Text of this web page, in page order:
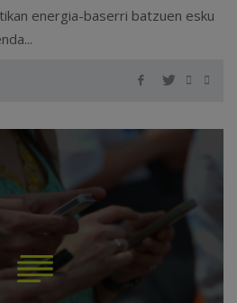
energia-baserri batzuen esku